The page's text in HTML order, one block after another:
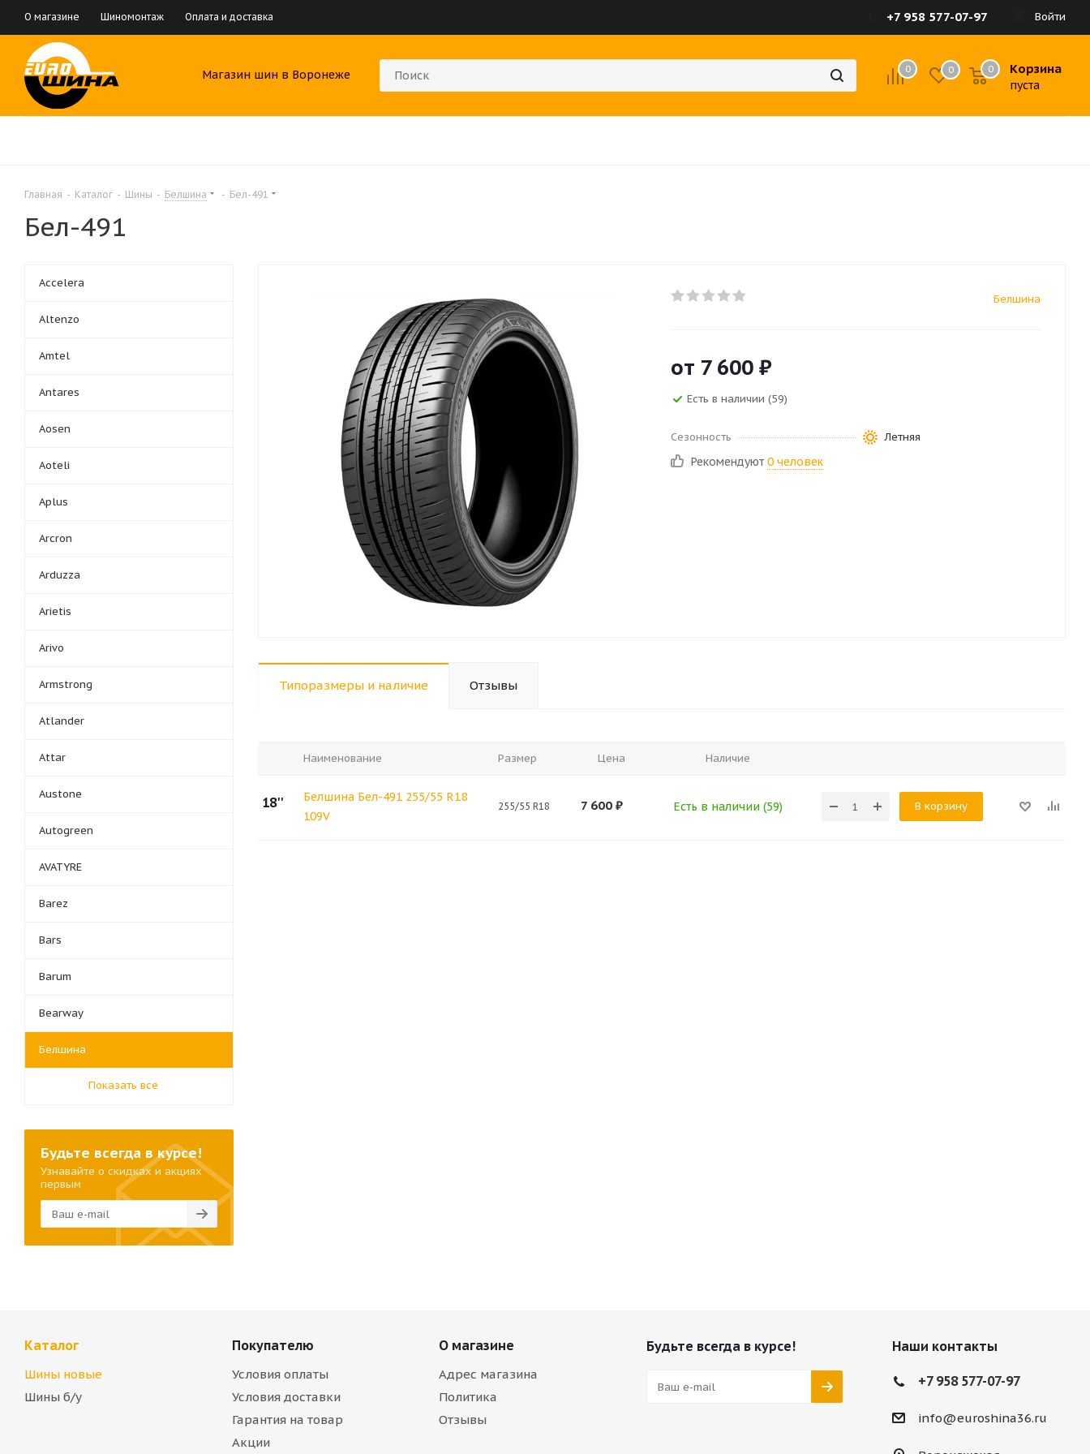
О магазине Шиномонтаж Оплата и доставка Войти
+7 958 577-07-97
Магазин шин в Воронеже 0 0 Корзина
пуста
0
Главная - Каталог - Шины - Белшина - Бел-491
Бел-491
Белшина
от 7 600 ₽
Есть в наличии (59)
Сезонность Летняя
Рекомендуют 0 человек
Типоразмеры и наличие Отзывы
Наименование Размер Цена Наличие
18''
Белшина Бел-491 255/55 R18
109V
255/55 R18 7 600 ₽ Есть в наличии (59) В корзину
Accelera
Altenzo
Amtel
Antares
Aosen
Aoteli
Aplus
Arcron
Arduzza
Arietis
Arivo
Armstrong
Atlander
Attar
Austone
Autogreen
AVATYRE
Barez
Bars
Barum
Bearway
Белшина
Показать все
Будьте всегда в курсе!
Узнавайте о скидках и акциях
первым
Каталог
Шины новые
Шины б/у
Покупателю
Условия оплаты
Условия доставки
Гарантия на товар
Акции
О магазине
Адрес магазина
Политика
Отзывы
Будьте всегда в курсе! Наши контакты
+7 958 577-07-97
info@euroshina36.ru